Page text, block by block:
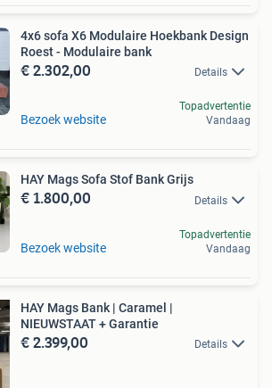
4x6 sofa X6 Modulaire Hoekbank Design
Roest - Modulaire bank
€ 2.302,00 Details
Bezoek website
Topadvertentie
Vandaag
HAY Mags Sofa Stof Bank Grijs
€ 1.800,00 Details
Bezoek website
Topadvertentie
Vandaag
HAY Mags Bank | Caramel |
NIEUWSTAAT + Garantie
€ 2.399,00 Details